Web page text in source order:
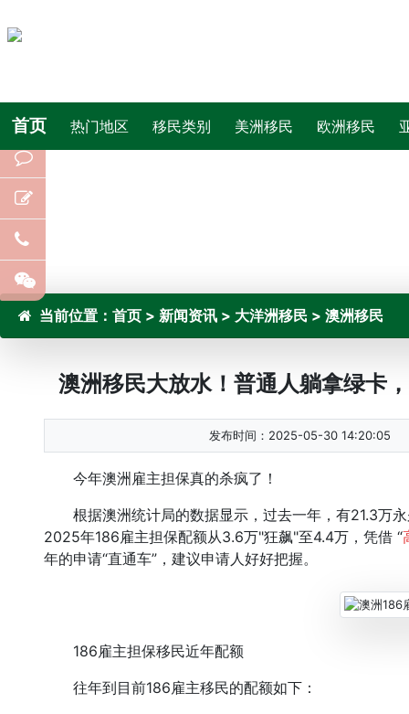
首页 热门地区 移民类别 美洲移民 欧洲移民
当前位置： 首页 > 新闻资讯 > 大洋洲移民 > 澳洲移民
澳洲移民大放水！普通人躺拿绿卡
发布时间：2025-05-30 14:20:05
今年澳洲雇主担保真的杀疯了！
根据澳洲统计局的数据显示，过去一年，有21.3万
2025年186雇主担保配额从3.6万"狂飙"至4.4万，凭借 “
年的申请“直通车”，建议申请人好好把握。
186雇主担保移民近年配额
往年到目前186雇主移民的配额如下：